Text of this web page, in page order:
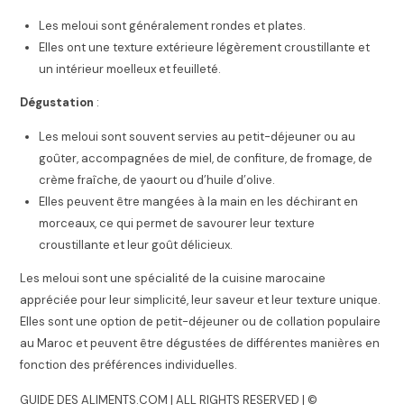
Les meloui sont généralement rondes et plates.
Elles ont une texture extérieure légèrement croustillante et
un intérieur moelleux et feuilleté.
Dégustation :
Les meloui sont souvent servies au petit-déjeuner ou au
goûter, accompagnées de miel, de confiture, de fromage, de
crème fraîche, de yaourt ou d’huile d’olive.
Elles peuvent être mangées à la main en les déchirant en
morceaux, ce qui permet de savourer leur texture
croustillante et leur goût délicieux.
Les meloui sont une spécialité de la cuisine marocaine
appréciée pour leur simplicité, leur saveur et leur texture unique.
Elles sont une option de petit-déjeuner ou de collation populaire
au Maroc et peuvent être dégustées de différentes manières en
fonction des préférences individuelles.
GUIDE DES ALIMENTS.COM | ALL RIGHTS RESERVED | ©